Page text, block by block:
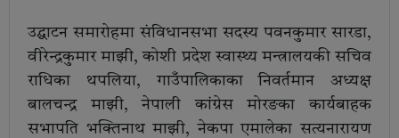
उद्घाटन समारोहमा संविधानसभा सदस्य पवनकुमार सारडा,
वीरेन्द्रकुमार माझी, कोशी प्रदेश स्वास्थ्य मन्त्रालयकी सचिव
राधिका थपलिया, गाउँपालिकाका निवर्तमान अध्यक्ष
बालचन्द्र माझी, नेपाली कांग्रेस मोरङका कार्यबाहक
सभापति भक्तिनाथ माझी, नेकपा एमालेका सत्यनारायण